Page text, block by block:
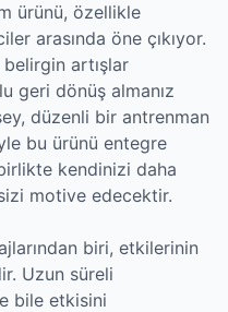
ürünü, özellikle
arasında öne çıkıyor.
belirgin artışlar
geri dönüş almanız
düzenli bir antrenman
bu ürünü entegre
kendinizi daha
motive edecektir.
biri, etkilerinin
Uzun süreli
bile etkisini